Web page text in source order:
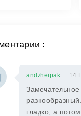
:
andzheipak 14
гладко, а